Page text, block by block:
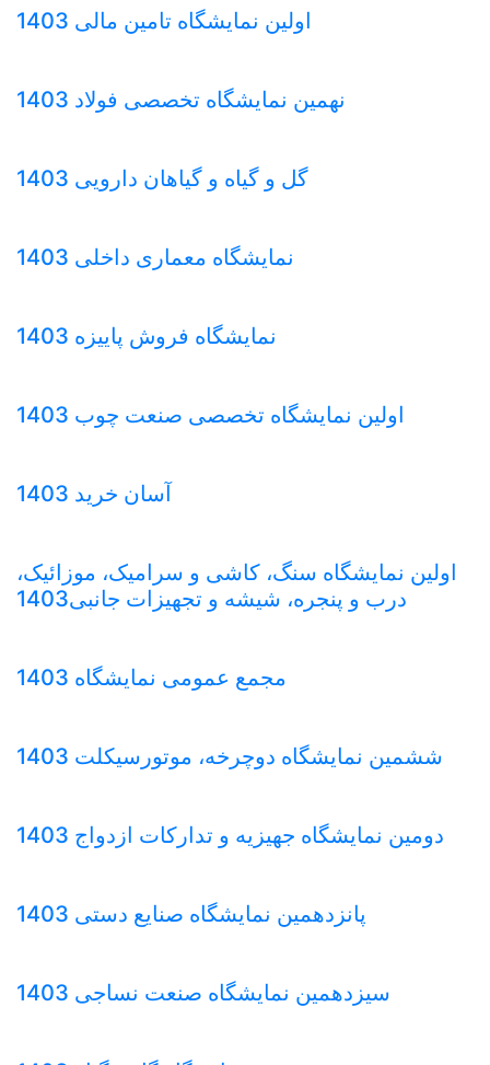
اولین نمایشگاه تامین مالی 1403
نهمین نمایشگاه تخصصی فولاد 1403
گل و گیاه و گیاهان دارویی 1403
نمایشگاه معماری داخلی 1403
نمایشگاه فروش پاییزه 1403
اولین نمایشگاه تخصصی صنعت چوب 1403
آسان خرید 1403
اولین نمایشگاه سنگ، کاشی و سرامیک، موزائیک،
درب و پنجره، شیشه و تجهیزات جانبی1403
مجمع عمومی نمایشگاه 1403
ششمین نمایشگاه دوچرخه، موتورسیکلت 1403
دومین نمایشگاه جهیزیه و تدارکات ازدواج 1403
پانزدهمین نمایشگاه صنایع دستی 1403
سیزدهمین نمایشگاه صنعت نساجی 1403